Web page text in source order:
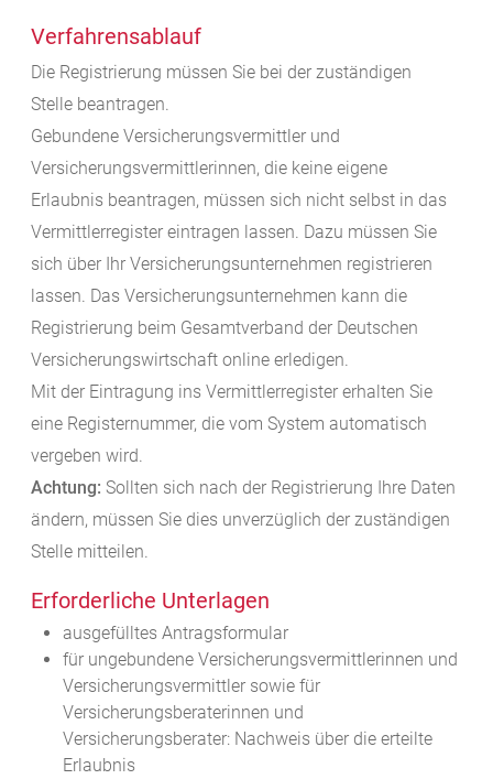
Verfahrensablauf
Die Registrierung müssen Sie bei der zuständigen
Stelle beantragen.
Gebundene Versicherungsvermittler und
Versicherungsvermittlerinnen, die keine eigene
Erlaubnis beantragen, müssen sich nicht selbst in das
Vermittlerregister eintragen lassen. Dazu müssen Sie
sich über Ihr Versicherungsunternehmen registrieren
lassen. Das Versicherungsunternehmen kann die
Registrierung beim Gesamtverband der Deutschen
Versicherungswirtschaft online erledigen.
Mit der Eintragung ins Vermittlerregister erhalten Sie
eine Registernummer, die vom System automatisch
vergeben wird.
Achtung: Sollten sich nach der Registrierung Ihre Daten
ändern, müssen Sie dies unverzüglich der zuständigen
Stelle mitteilen.
Erforderliche Unterlagen
ausgefülltes Antragsformular
für ungebundene Versicherungsvermittlerinnen und
Versicherungsvermittler sowie für
Versicherungsberaterinnen und
Versicherungsberater: Nachweis über die erteilte
Erlaubnis